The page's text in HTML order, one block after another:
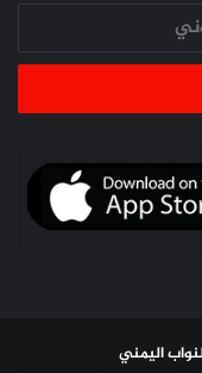
اليمني